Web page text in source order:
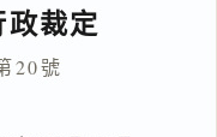
裁定
20號